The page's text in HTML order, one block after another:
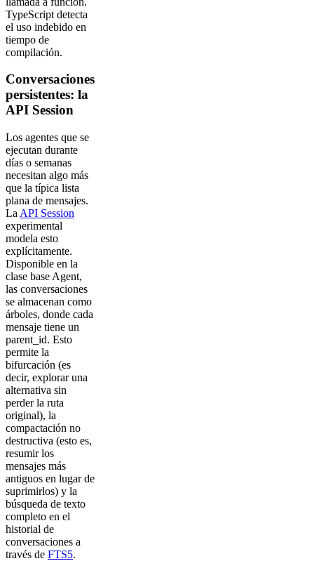
TypeScript detecta
el uso indebido en
tiempo de
compilación.
Conversaciones
persistentes: la
API Session
Los agentes que se
ejecutan durante
días o semanas
necesitan algo más
que la típica lista
plana de mensajes.
La API Session
experimental
modela esto
explícitamente.
Disponible en la
clase base Agent,
las conversaciones
se almacenan como
árboles, donde cada
mensaje tiene un
parent_id. Esto
permite la
bifurcación (es
decir, explorar una
alternativa sin
perder la ruta
original), la
compactación no
destructiva (esto es,
resumir los
mensajes más
antiguos en lugar de
suprimirlos) y la
búsqueda de texto
completo en el
historial de
conversaciones a
través de FTS5.